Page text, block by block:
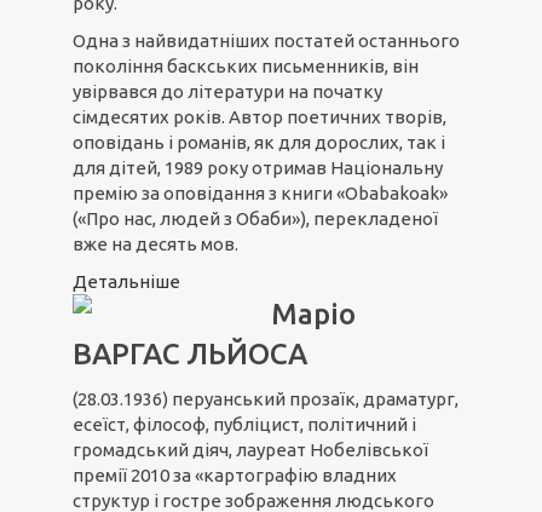
Одна з найвидатніших постатей останнього
покоління баскських письменників, він
увірвався до літератури на початку
сімдесятих років. Автор поетичних творів,
оповідань і романів, як для дорослих, так і
для дітей, 1989 року отримав Національну
премію за оповідання з книги «Obabakoak»
(«Про нас, людей з Обаби»), перекладеної
вже на десять мов.
Детальніше
Маріо
ВАРГАС ЛЬЙОСА
(28.03.1936) перуанський прозаїк, драматург,
есеїст, філософ, публіцист, політичний і
громадський діяч, лауреат Нобелівської
премії 2010 за «картографію владних
структур і гостре зображення людського